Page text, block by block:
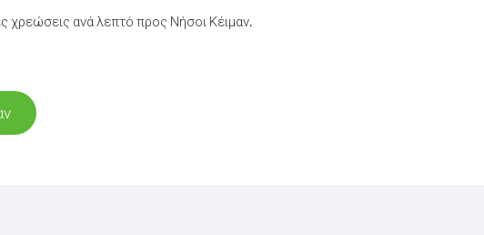
χρεώσεις ανά λεπτό προς Νήσοι Κέιμαν.